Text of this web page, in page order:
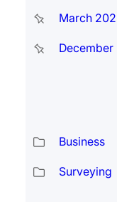
March
Business
Surveying